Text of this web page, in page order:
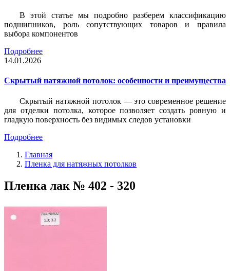
В этой статье мы подробно разберем классификацию
подшипников, роль сопутствующих товаров и правила
выбора компонентов
Подробнее
14.01.2026
Скрытый натяжной потолок: особенности и преимущества
Скрытый натяжной потолок — это современное решение
для отделки потолка, которое позволяет создать ровную и
гладкую поверхность без видимых следов установки
Подробнее
Главная
Пленка для натяжных потолков
Пленка лак № 402 - 320